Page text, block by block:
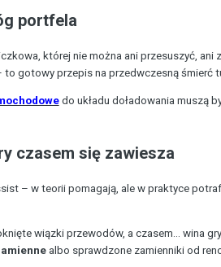
portfela
której nie można ani przesuszyć,
gotowy przepis na przedwczesną śmierć
do układu doładowania muszą
czasem się zawiesza
– w teorii pomagają, ale w praktyce
wiązki przewodów, a czasem... wina
albo sprawdzone zamienniki od